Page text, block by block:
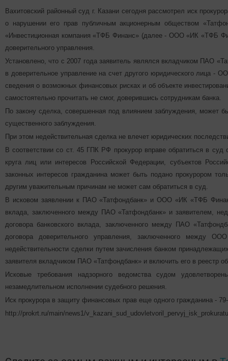
Вахитовский районный суд г. Казани сегодня рассмотрел иск
о нарушении его прав публичным акционерным обществом
«Инвестиционная компания «ТФБ Финанс» (далее - ООО «ИК «ТФБ
доверительного управления.
Установлено, что с 2007 года заявитель являлся вкладчиком ПАО
в доверительное управление на счет другого юридического лица
сведения о возможных финансовых рисках и об объекте
самостоятельно прочитать не смог, доверившись сотрудникам банка.
По закону сделка, совершенная под влиянием заблуждения, может
существенного заблуждения.
При этом недействительная сделка не влечет юридических
В соответствии со ст. 45 ГПК РФ прокурор вправе обратиться в
круга лиц или интересов Российской Федерации, субъектов
законных интересов гражданина может быть подано прокурором
другим уважительным причинам не может сам обратиться в суд.
В исковом заявлении к ПАО «Татфондбанк» и ООО «ИК «ТФБ
вклада, заключенного между ПАО «Татфондбанк» и заявителем,
договора банковского вклада, заключенного между ПАО
договора доверительного управления, заключенного между
недействительности сделки путем зачисления банком
заявителя вкладчиком ПАО «Татфондбанк» и включить его в реестр
Исковые требования надзорного ведомства судом
незамедлительном исполнении судебного решения.
Иск прокурора в защиту финансовых прав еще одного гражданина -
http://prokrt.ru/main/news1/